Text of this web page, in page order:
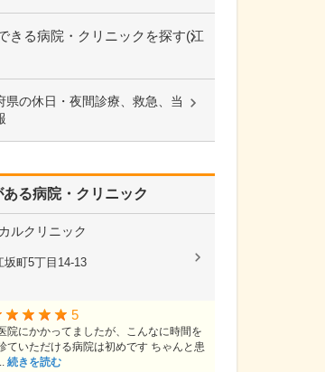
きる病院・クリニックを探す(江
県の休日・夜間診療、救急、当
ある病院・クリニック
ルクリニック
坂町5丁目14-13
5
院にかかってましたが、こんなに時間を
ていただける病院は初めです ちゃんと患
続きを読む